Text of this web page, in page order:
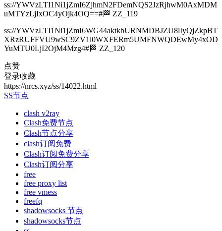
ss://YWVzLTI1Ni1jZmI6ZjhmN2FDemNQS2JzRjhwM0AxMDM
uMTYzLjIxOC4yOjk4OQ==#🏁 ZZ_119
ss://YWVzLTI1Ni1jZmI6WG44aktkbURNMDBJZU8lIyQjZkpBT
XRzRUFFVU9wSC9ZV1l0WXFERm5UMFNWQDEwMy4xOD
YuMTU0LjI2OjM4Mzg4#🏁 ZZ_120
点赞
登录收藏
https://nrcs.xyz/ss/14022.html
SS节点
clash v2ray
Clash免费节点
Clash节点分享
clash订阅免费
Clash订阅免费分享
Clash订阅分享
free
free proxy list
free vmess
freefq
shadowsocks 节点
shadowsocks节点